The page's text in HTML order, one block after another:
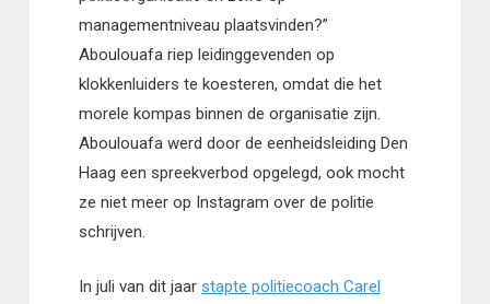
managementniveau plaatsvinden?”
Aboulouafa riep leidinggevenden op
klokkenluiders te koesteren, omdat die het
morele kompas binnen de organisatie zijn.
Aboulouafa werd door de eenheidsleiding Den
Haag een spreekverbod opgelegd, ook mocht
ze niet meer op Instagram over de politie
schrijven.
In juli van dit jaar stapte politiecoach Carel